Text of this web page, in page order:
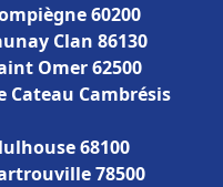
60200
Clan 86130
Omer 62500
Cateau Cambrésis
68100
78500